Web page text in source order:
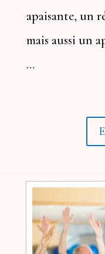
apaisante, un
mais aussi un
…